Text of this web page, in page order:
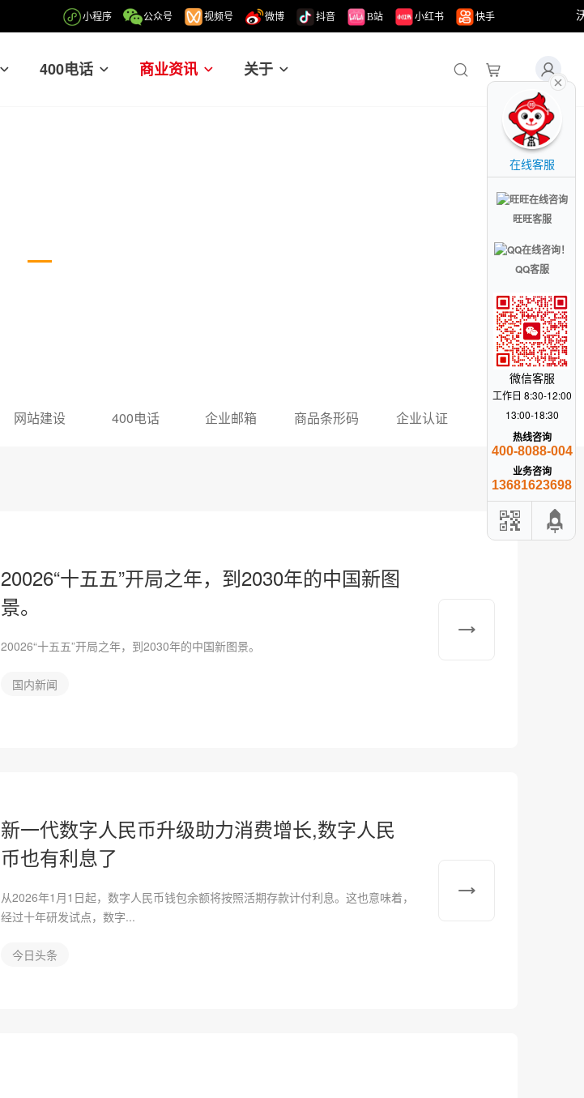
小程序 公众号 视频号 微博 抖音 B站 小红书 快手
400电话 商业资讯 关于
网站建设 400电话 企业邮箱 商品条形码 企业认证
20026“十五五”开局之年，到2030年的中国新图
景。
20026“十五五”开局之年，到2030年的中国新图景。
国内新闻
新一代数字人民币升级助力消费增长,数字人民
币也有利息了
从2026年1月1日起，数字人民币钱包余额将按照活期存款计付利息。这也意味着，
经过十年研发试点，数字...
今日头条
在线客服
旺旺客服
QQ客服
微信客服
工作日 8:30-12:00
13:00-18:30
热线咨询
400-8088-004
业务咨询
13681623698